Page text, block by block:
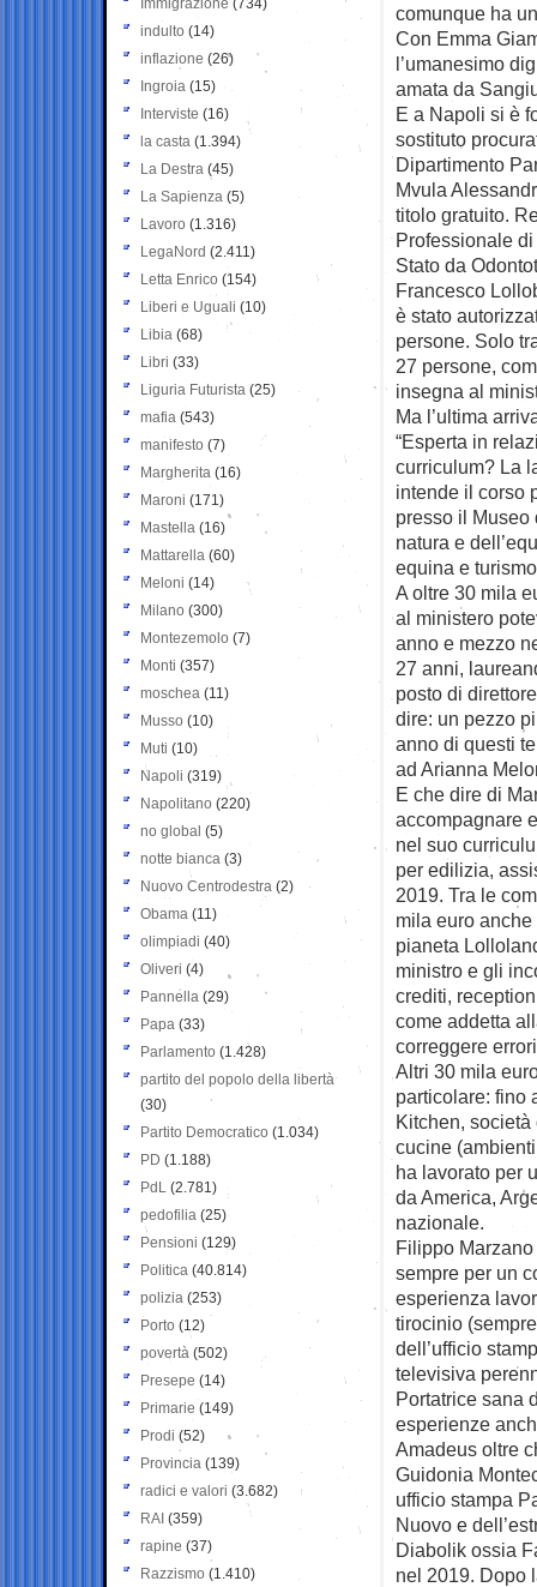
comunque ha
Con Emma
l’umanesimo
amata da
E a Napoli si è
sostituto
Dipartimento
Mvula
titolo gratuito.
Professionale
Stato da
Francesco
è stato
persone. Solo
27 persone,
insegna al
Ma l’ultima
“Esperta in
curriculum? La
intende il corso
presso il Museo
natura e
equina e
A oltre 30 mila
al ministero
anno e mezzo
27 anni,
posto di
dire: un pezzo
anno di questi
ad Arianna
E che dire di
accompagnare
nel suo
per edilizia,
2019. Tra le
mila euro
pianeta
ministro e gli
crediti,
come addetta
correggere
Altri 30 mila
particolare: fino
Kitchen,
cucine
ha lavorato per
da America,
nazionale.
Filippo
sempre per un
esperienza
tirocinio
dell’ufficio
televisiva
Portatrice sana
esperienze
Amadeus oltre
Guidonia
ufficio stampa
Nuovo e
Diabolik ossia
nel 2019. Dopo
Immigrazione (734)
indulto (14)
inflazione (26)
Ingroia (15)
Interviste (16)
la casta (1.394)
La Destra (45)
La Sapienza (5)
Lavoro (1.316)
LegaNord (2.411)
Letta Enrico (154)
Liberi e Uguali (10)
Libia (68)
Libri (33)
Liguria Futurista (25)
mafia (543)
manifesto (7)
Margherita (16)
Maroni (171)
Mastella (16)
Mattarella (60)
Meloni (14)
Milano (300)
Montezemolo (7)
Monti (357)
moschea (11)
Musso (10)
Muti (10)
Napoli (319)
Napolitano (220)
no global (5)
notte bianca (3)
Nuovo Centrodestra (2)
Obama (11)
olimpiadi (40)
Oliveri (4)
Pannella (29)
Papa (33)
Parlamento (1.428)
partito del popolo della libertà
(30)
Partito Democratico (1.034)
PD (1.188)
PdL (2.781)
pedofilia (25)
Pensioni (129)
Politica (40.814)
polizia (253)
Porto (12)
povertà (502)
Presepe (14)
Primarie (149)
Prodi (52)
Provincia (139)
radici e valori (3.682)
RAI (359)
rapine (37)
Razzismo (1.410)